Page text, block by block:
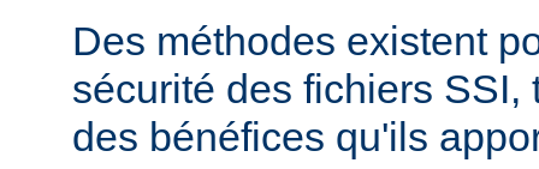
Des méthodes existent
sécurité des fichiers SSI,
des bénéfices qu'ils